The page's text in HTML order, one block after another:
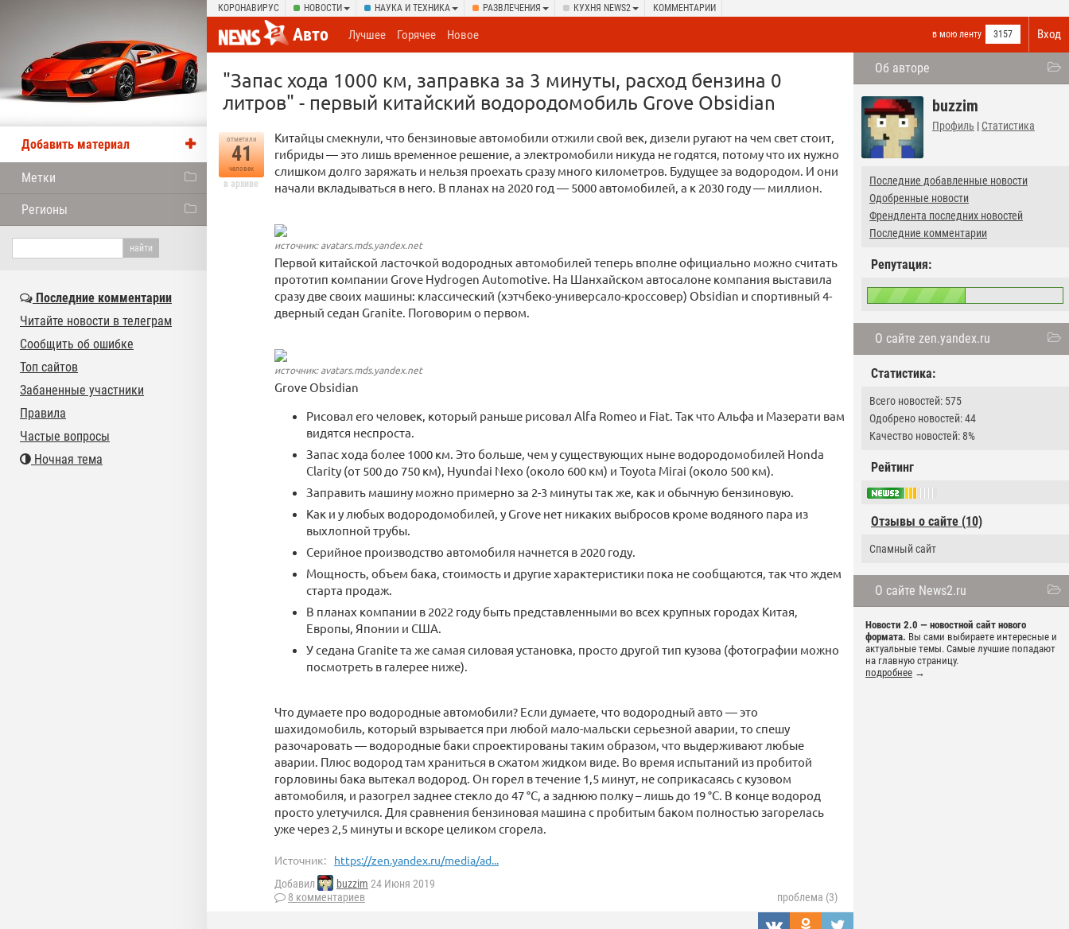
КОРОНАВИРУС НОВОСТИ НАУКА И ТЕХНИКА РАЗВЛЕЧЕНИЯ КУХНЯ NEWS2 КОММЕНТАРИИ
Вход
Авто в мою ленту 3157
Лучшее Горячее Новое
Об авторе
buzzim
Профиль | Статистика
Последние добавленные новости
Одобренные новости
Френдлента последних новостей
Последние комментарии
Репутация:
О сайте zen.yandex.ru
Статистика:
Всего новостей: 575
Одобрено новостей: 44
Качество новостей: 8%
Рейтинг
Отзывы о сайте (10)
Спамный сайт
О сайте News2.ru
Новости 2.0 — новостной сайт нового
формата. Вы сами выбираете интересные и
актуальные темы. Самые лучшие попадают
на главную страницу.
подробнее →
"Запас хода 1000 км, заправка за 3 минуты, расход бензина 0
литров" - первый китайский водородомобиль Grove Obsidian
отметили
41
человек
в архиве
Китайцы смекнули, что бензиновые автомобили отжили свой век, дизели ругают на чем свет стоит,
гибриды — это лишь временное решение, а электромобили никуда не годятся, потому что их нужно
слишком долго заряжать и нельзя проехать сразу много километров. Будущее за водородом. И они
начали вкладываться в него. В планах на 2020 год — 5000 автомобилей, а к 2030 году — миллион.
источник: avatars.mds.yandex.net
Первой китайской ласточкой водородных автомобилей теперь вполне официально можно считать
прототип компании Grove Hydrogen Automotive. На Шанхайском автосалоне компания выставила
сразу две своих машины: классический (хэтчбеко-универсало-кроссовер) Obsidian и спортивный 4-
дверный седан Granite. Поговорим о первом.
источник: avatars.mds.yandex.net
Grove Obsidian
Рисовал его человек, который раньше рисовал Alfa Romeo и Fiat. Так что Альфа и Мазерати вам
видятся неспроста.
Запас хода более 1000 км. Это больше, чем у существующих ныне водородомобилей Honda
Clarity (от 500 до 750 км), Hyundai Nexo (около 600 км) и Toyota Mirai (около 500 км).
Заправить машину можно примерно за 2-3 минуты так же, как и обычную бензиновую.
Как и у любых водородомобилей, у Grove нет никаких выбросов кроме водяного пара из
выхлопной трубы.
Серийное производство автомобиля начнется в 2020 году.
Мощность, объем бака, стоимость и другие характеристики пока не сообщаются, так что ждем
старта продаж.
В планах компании в 2022 году быть представленными во всех крупных городах Китая,
Европы, Японии и США.
У седана Granite та же самая силовая установка, просто другой тип кузова (фотографии можно
посмотреть в галерее ниже).
Что думаете про водородные автомобили? Если думаете, что водородный авто — это
шахидомобиль, который взрывается при любой мало-мальски серьезной аварии, то спешу
разочаровать — водородные баки спроектированы таким образом, что выдерживают любые
аварии. Плюс водород там храниться в сжатом жидком виде. Во время испытаний из пробитой
горловины бака вытекал водород. Он горел в течение 1,5 минут, не соприкасаясь с кузовом
автомобиля, и разогрел заднее стекло до 47 °C, а заднюю полку – лишь до 19 °C. В конце водород
просто улетучился. Для сравнения бензиновая машина с пробитым баком полностью загорелась
уже через 2,5 минуты и вскоре целиком сгорела.
Источник: https://zen.yandex.ru/media/ad...
Добавил buzzim 24 Июня 2019
8 комментариев
проблема (3)
Добавить материал
Метки
Регионы
Последние комментарии
Читайте новости в телеграм
Сообщить об ошибке
Топ сайтов
Забаненные участники
Правила
Частые вопросы
Ночная тема